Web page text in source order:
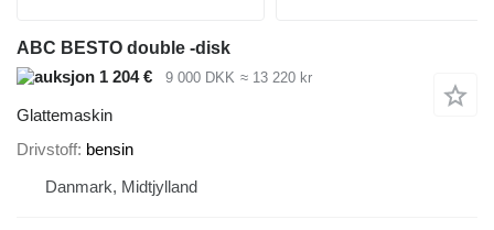
ABC BESTO double -disk
1 204 €
9 000 DKK ≈ 13 220 kr
Glattemaskin
Drivstoff bensin
Danmark, Midtjylland